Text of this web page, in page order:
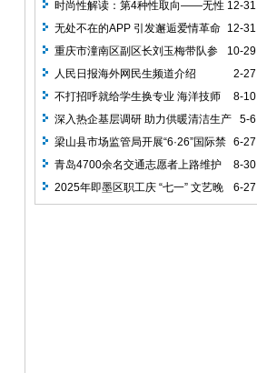
12-31
时尚性解读：第4种性取向——无性
12-31
无处不在的APP 引发邂逅爱情革命
10-29
重庆市潼南区副区长刘玉梅带队参
观考察涪州书院
2-27
人民日报海外网民生频道介绍
8-10
不打招呼就给学生换专业 海洋技师
学院称原专业取消
5-6
深入热企基层调研 助力供暖清洁生产
6-27
梁山县市场监管局开展“6·26”国际禁
毒日暨药物滥用宣传活动
8-30
青岛4700余名交通志愿者上路维护
交通秩序
6-27
2025年即墨区职工庆 “七一” 文艺晚